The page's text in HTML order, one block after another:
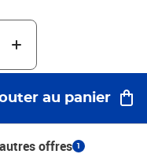
à chaque torsion de votre
: la tête de lit vous offre
vous êtes assis dans votre
lit. Le matelas n'est pas
boutique pour trouver les
est livré avec un manuel
facile.Couleur :
de mélèze massif,
remplissage :
au panier
offres 1